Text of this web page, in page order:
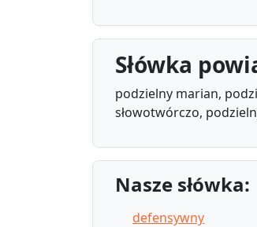
Słówka
podzielny marian,
słowotwórczo,
Nasze słówka:
defensywny